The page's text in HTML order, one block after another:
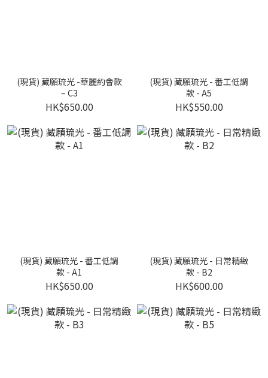
(現貨) 藏願琉光 -華麗約會款
– C3
HK$650.00
(現貨) 藏願琉光 - 番工低調
款 - A5
HK$550.00
(現貨) 藏願琉光 - 番工低調
款 - A1
HK$650.00
(現貨) 藏願琉光 - 日常精緻
款 - B2
HK$600.00